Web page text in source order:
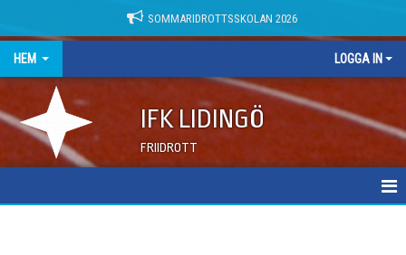
SOMMARIDROTTSSKOLAN 2026
HEM LOGGA IN
IFK LIDINGÖ
FRIIDROTT